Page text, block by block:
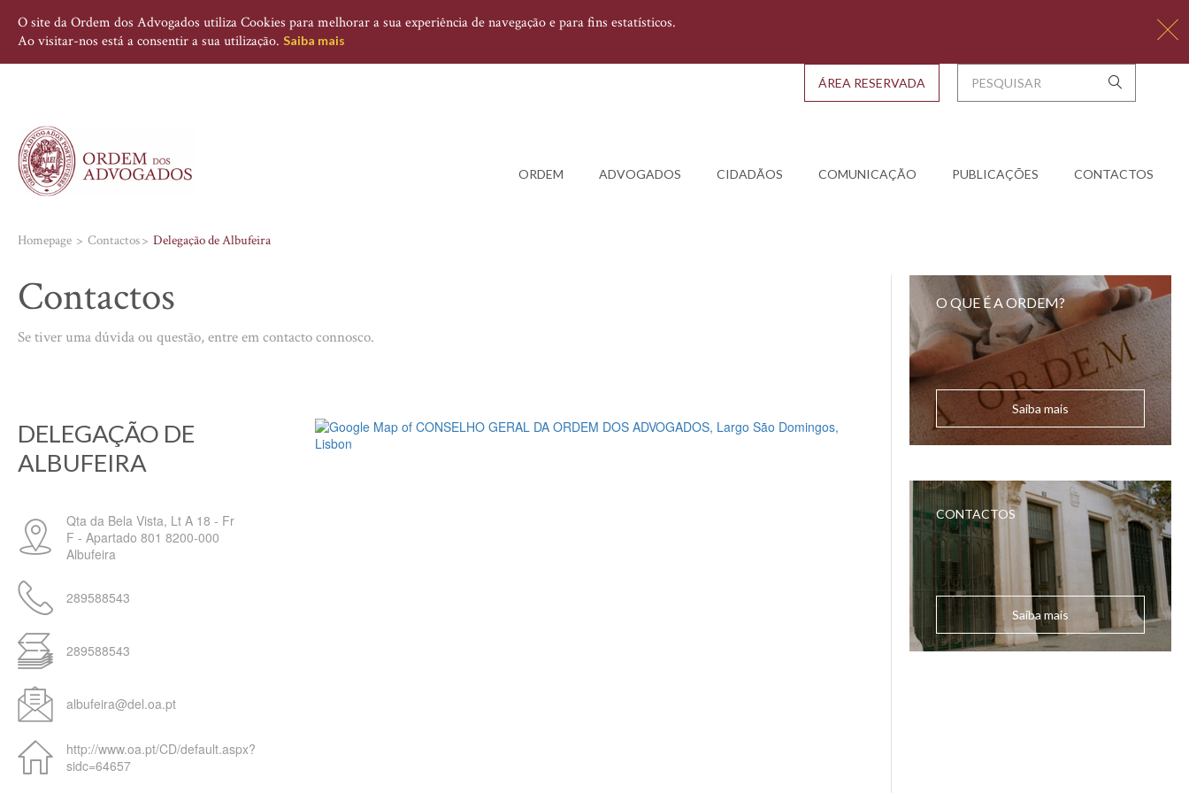
O site da Ordem dos Advogados utiliza Cookies para melhorar a sua experiência de navegação e para fins estatísticos.
Ao visitar-nos está a consentir a sua utilização. Saiba mais
ORDEM ADVOGADOS CIDADÃOS COMUNICAÇÃO PUBLICAÇÕES CONTACTOS
ÁREA RESERVADA
Homepage Contactos Delegação de Albufeira
Contactos
Se tiver uma dúvida ou questão, entre em contacto connosco.
DELEGAÇÃO DE
ALBUFEIRA
Qta da Bela Vista, Lt A 18 - Fr
F - Apartado 801 8200-000
Albufeira
289588543
289588543
albufeira@del.oa.pt
http://www.oa.pt/CD/default.aspx?
sidc=64657
O QUE É A ORDEM?
Saiba mais
CONTACTOS
Saiba mais